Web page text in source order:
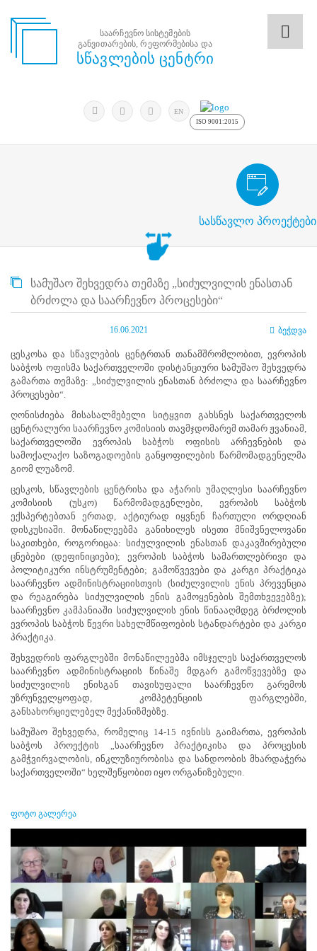
საარჩევნო
სისტემების
შესახებ
სტრუქტურული
სტრატეგიული
გეგმა
სამოქმედო
გეგმა
სანდოობის
რისკების
მართვის
გეგმა
გენდერული
თანასწორობის
პოლიტიკა
ანგარიშები
მემორანდუმი
მიღწევები
ხარისხის
პოლიტიკა
სიახლეები
საჯარო
ინფორმაცია
სასწავლო
პროექტები
სერტიფიცირება
პარტნიორობა
ამომრჩევლებისთვის
საარჩევნო
ადმინისტრაციისთვის
ჩართული
საარჩევნო სისტემების
განვითარების, რეფორმებისა და
სწავლების ცენტრი
ძიება
მოძებნა
EN
ISO 9001:2015
სასწავლო პროექტები
საარჩევნო/სამოქალაქო
სამუშაო შეხვედრა თემაზე „სიძულვილის ენასთან
ბრძოლა და საარჩევნო პროცესები“
16.06.2021 ბეჭდვა
ცესკოსა და სწავლების ცენტრთან თანამშრომლობით, ევროპის
საბჭოს ოფისმა საქართველოში დისტანციური სამუშაო შეხვედრა
გამართა თემაზე: „სიძულვილის ენასთან ბრძოლა და საარჩევნო
პროცესები“.
ღონისძიება მისასალმებელი სიტყვით გახსნეს საქართველოს
ცენტრალური საარჩევნო კომისიის თავმჯდომარემ თამარ ჟვანიამ,
საქართველოში ევროპის საბჭოს ოფისის არჩევნების და
სამოქალაქო საზოგადოების განყოფილების წარმომადგენელმა
გიომ ლუაზომ.
ცესკოს, სწავლების ცენტრისა და აჭარის უმაღლესი საარჩევნო
კომისიის (უსკო) წარმომადგენლები, ევროპის საბჭოს
ექსპერტებთან ერთად, აქტიურად იყვნენ ჩართული ორდღიან
დისკუსიაში. მონაწილეებმა განიხილეს ისეთი მნიშვნელოვანი
საკითხები, როგორიცაა: სიძულვილის ენასთან დაკავშირებული
ცნებები (დეფინიციები); ევროპის საბჭოს სამართლებრივი და
პოლიტიკური ინსტრუმენტები; გამოწვევები და კარგი პრაქტიკა
საარჩევნო ადმინისტრაციისთვის (სიძულვილის ენის პრევენცია
და რეაგირება სიძულვილის ენის გამოყენების შემთხვევებზე);
საარჩევნო კამპანიაში სიძულვილის ენის წინააღმდეგ ბრძოლის
ევროპის საბჭოს წევრი სახელმწიფოების სტანდარტები და კარგი
პრაქტიკა.
შეხვედრის ფარგლებში მონაწილეებმა იმსჯელეს საქართველოს
საარჩევნო ადმინისტრაციის წინაშე მდგარ გამოწვევებზე და
სიძულვილის ენისგან თავისუფალი საარჩევნო გარემოს
უზრუნველყოფად, კომპეტენციის ფარგლებში,
განსახორციელებელ მექანიზმებზე.
სამუშაო შეხვედრა, რომელიც 14-15 ივნისს გაიმართა, ევროპის
საბჭოს პროექტის „საარჩევნო პრაქტიკისა და პროცესის
გამჭვირვალობის, ინკლუზიურობისა და სანდოობის მხარდაჭერა
საქართველოში“ ხელშეწყობით იყო ორგანიზებული.
ფოტო გალერეა